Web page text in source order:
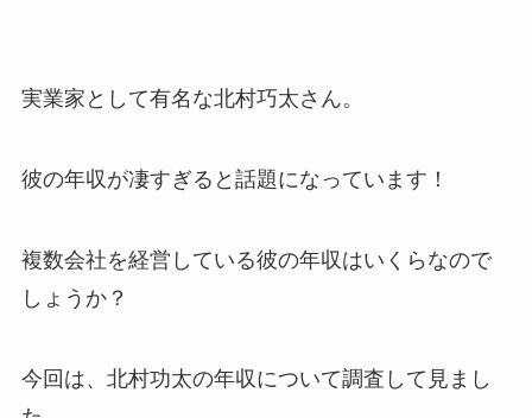
実業家として有名な北村巧太さん。
彼の年収が凄すぎると話題になっています！
複数会社を経営している彼の年収はいくらなので
しょうか？
今回は、北村功太の年収について調査して見まし